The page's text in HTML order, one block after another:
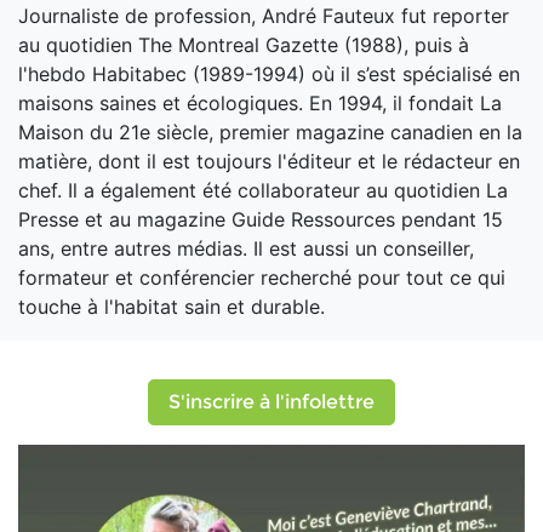
Journaliste de profession, André Fauteux fut reporter
au quotidien The Montreal Gazette (1988), puis à
l'hebdo Habitabec (1989-1994) où il s’est spécialisé en
maisons saines et écologiques. En 1994, il fondait La
Maison du 21e siècle, premier magazine canadien en la
matière, dont il est toujours l'éditeur et le rédacteur en
chef. Il a également été collaborateur au quotidien La
Presse et au magazine Guide Ressources pendant 15
ans, entre autres médias. Il est aussi un conseiller,
formateur et conférencier recherché pour tout ce qui
touche à l'habitat sain et durable.
S'inscrire à l'infolettre